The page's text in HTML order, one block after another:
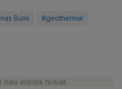
Bumi #geothermal
data statistik terkait.